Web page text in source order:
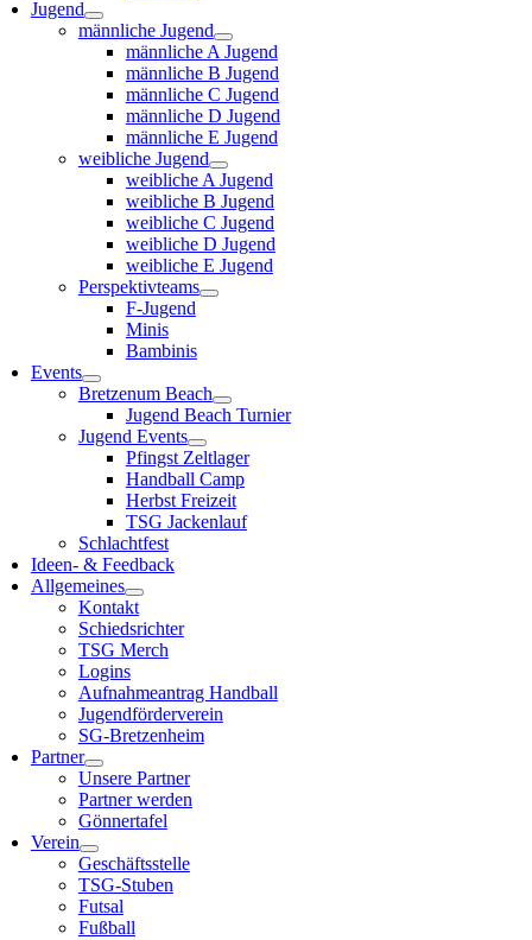
Jugend
männliche Jugend
männliche A Jugend
männliche B Jugend
männliche C Jugend
männliche D Jugend
männliche E Jugend
weibliche Jugend
weibliche A Jugend
weibliche B Jugend
weibliche C Jugend
weibliche D Jugend
weibliche E Jugend
Perspektivteams
F-Jugend
Minis
Bambinis
Events
Bretzenum Beach
Jugend Beach Turnier
Jugend Events
Pfingst Zeltlager
Handball Camp
Herbst Freizeit
TSG Jackenlauf
Schlachtfest
Ideen- & Feedback
Allgemeines
Kontakt
Schiedsrichter
TSG Merch
Logins
Aufnahmeantrag Handball
Jugendförderverein
SG-Bretzenheim
Partner
Unsere Partner
Partner werden
Gönnertafel
Verein
Geschäftsstelle
TSG-Stuben
Futsal
Fußball